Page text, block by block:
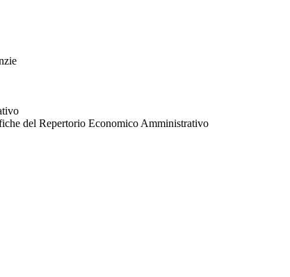
del Repertorio Economico Amministrativo